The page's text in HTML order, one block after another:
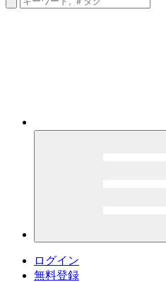
ログイン
無料登録